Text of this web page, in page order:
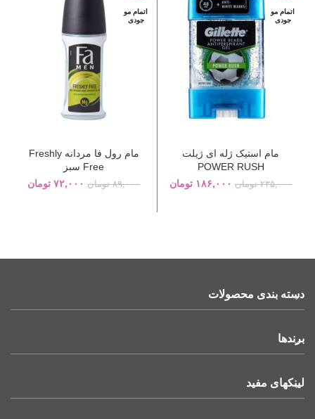
اتمام مو
جودی
مام استیک ژله ای ژیلت
POWER RUSH
۲۳۵,۰۰۰ تومان ۱۸۶,۰۰۰ تومان
اتمام مو
جودی
مام رول فا مردانه Freshly
Free سبز
۸۹,۰۰۰ تومان ۷۲,۰۰۰ تومان
دسته بندی محصولات
برندها
لینکهای مفید